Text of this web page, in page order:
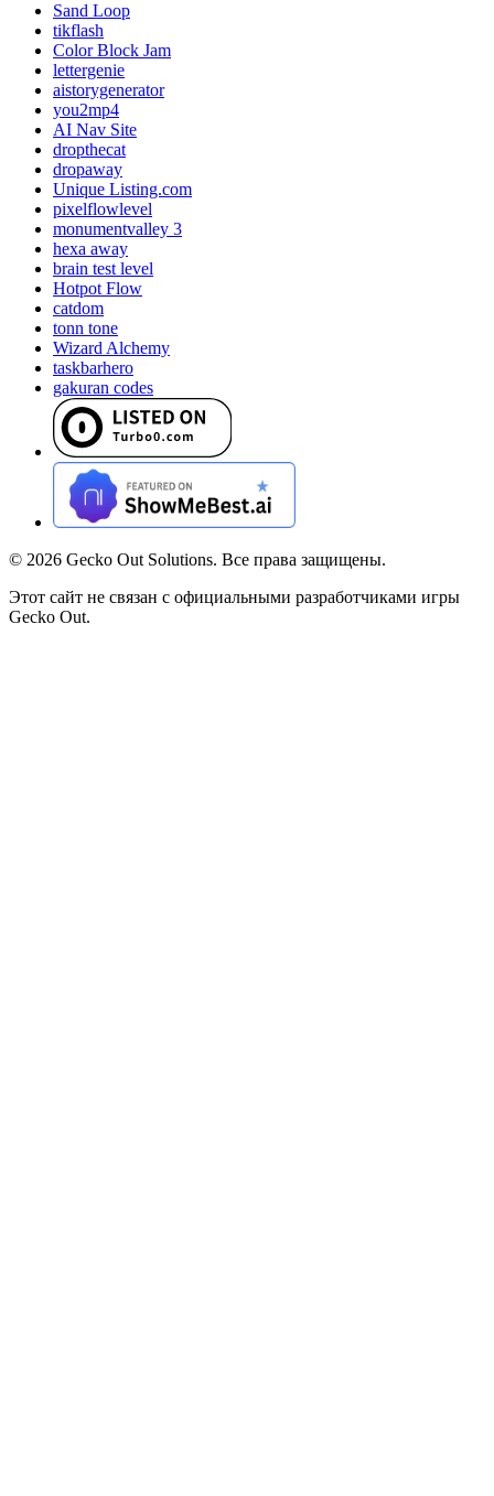
Sand Loop
tikflash
Color Block Jam
lettergenie
aistorygenerator
you2mp4
AI Nav Site
dropthecat
dropaway
Unique Listing.com
pixelflowlevel
monumentvalley 3
hexa away
brain test level
Hotpot Flow
catdom
tonn tone
Wizard Alchemy
taskbarhero
gakuran codes
© 2026 Gecko Out Solutions. Все права защищены.
Этот сайт не связан с официальными разработчиками игры
Gecko Out.